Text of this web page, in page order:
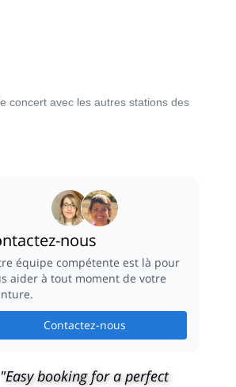
concert avec les autres stations des
nous
équipe compétente est là pour
aider à tout moment de votre
Contactez-nous
"Easy booking for a perfect